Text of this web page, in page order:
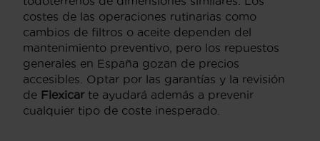
costes de las operaciones rutinarias como
cambios de filtros o aceite dependen del
mantenimiento preventivo, pero los repuestos
generales en España gozan de precios
accesibles. Optar por las garantías y la revisión
de Flexicarte ayudará además a prevenir
cualquier tipo de coste inesperado.